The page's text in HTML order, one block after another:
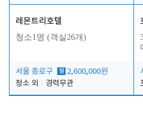
레몬트리호텔
청소1명 (객실26개)
서울 종로구 월 2,600,000원
청소 외
경력무관